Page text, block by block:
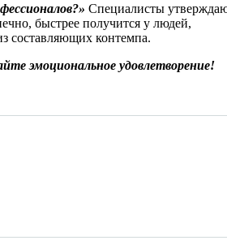
Специалисты
быстрее получится у людей,
составляющих контемпа.
эмоциональное удовлетворение!